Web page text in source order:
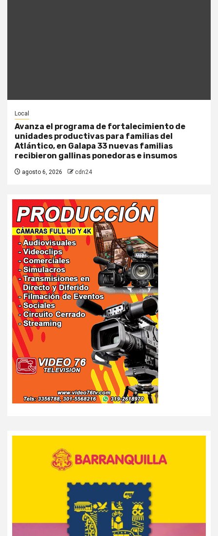
Local
Avanza el programa de fortalecimiento de
unidades productivas para familias del
Atlántico, en Galapa 33 nuevas familias
recibieron gallinas ponedoras e insumos
agosto 6, 2026 cdn24